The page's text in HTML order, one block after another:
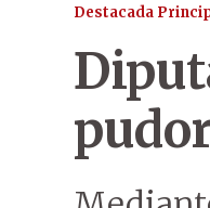
Destacada